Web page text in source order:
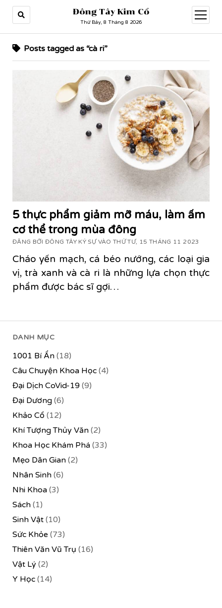
Đông Tây Kim Cổ
Thứ Bảy, 8 Tháng 8 2026
open
menu
DANH MỤC
1001 Bí Ẩn(18)
Câu Chuyện Khoa Học(4)
Đại Dịch CoVid-19(9)
Đại Dương(6)
Khảo Cổ (12)
Khí Tượng Thủy Văn(2)
Khoa Học Khám Phá(33)
Mẹo Dân Gian(2)
Nhân Sinh(6)
Nhi Khoa(3)
Sách(1)
Sinh Vật(10)
Sức Khỏe (73)
Thiên Văn Vũ Trụ (16)
Vật Lý (2)
Y Học(14)
Posts tagged as “cà ri”
5 thực phẩm giảm mỡ máu, làm ấm
cơ thể trong mùa đông
ĐĂNG BỞI ĐÔNG TÂY KÝ SỰ VÀO THỨ TƯ, 15 THÁNG 11 2023
Cháo yến mạch, cá béo nướng, các loại gia
vị, trà xanh và cà ri là những lựa chọn thực
phẩm được bác sĩ gợi…